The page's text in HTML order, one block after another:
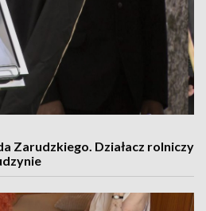
Zarudzkiego. Działacz rolniczy